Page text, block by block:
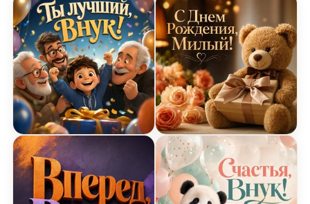
Открытка с Днем Рождения с улыбающимися
Открытка с Днем